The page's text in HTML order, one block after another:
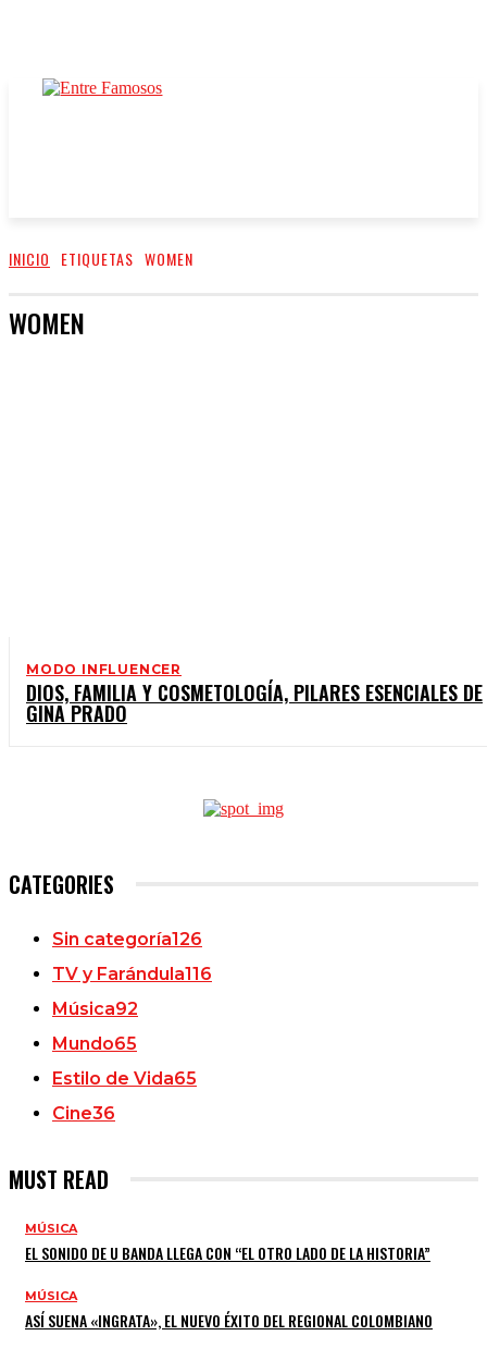
INICIO ETIQUETAS WOMEN
WOMEN
MODO INFLUENCER
DIOS, FAMILIA Y COSMETOLOGÍA, PILARES ESENCIALES DE
GINA PRADO
CATEGORIES
Sin categoría126
TV y Farándula116
Música92
Mundo65
Estilo de Vida65
Cine36
MUST READ
MÚSICA
EL SONIDO DE U BANDA LLEGA CON “EL OTRO LADO DE LA HISTORIA”
MÚSICA
ASÍ SUENA «INGRATA», EL NUEVO ÉXITO DEL REGIONAL COLOMBIANO